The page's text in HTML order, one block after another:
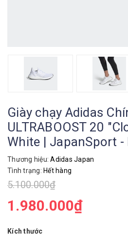
Giày chạy Adidas
ULTRABOOST 20
White | JapanSport -
Thương hiệu: Adidas Japan
Tình trạng: Hết hàng
5.100.000₫
1.980.000₫
Kích thước